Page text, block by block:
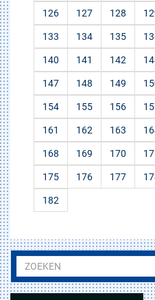
126 127 128
133 134 135
140 141 142
147 148 149
154 155 156
161 162 163
168 169 170
175 176 177
182